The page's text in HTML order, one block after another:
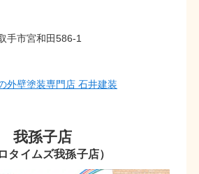
手市宮和田586-1
外壁塗装専門店 石井建装
我孫子店
タイムズ我孫子店）